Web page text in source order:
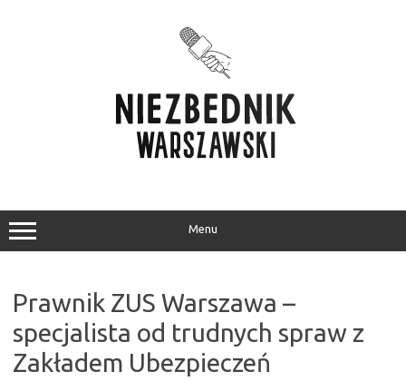
Menu
Prawnik ZUS Warszawa –
specjalista od trudnych spraw z
Zakładem Ubezpieczeń